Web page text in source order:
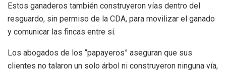
Estos ganaderos también construyeron vías dentro del
resguardo, sin permiso de la CDA, para movilizar el ganado
y comunicar las fincas entre sí.
Los abogados de los “papayeros” aseguran que sus
clientes no talaron un solo árbol ni construyeron ninguna vía,